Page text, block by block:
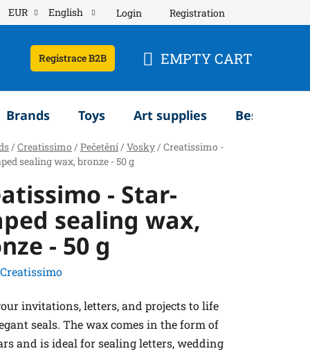
EUR English Login Registration
Registrace B2B
CART
EMPTY CART
Brands Toys Art supplies Bestsellery
/ Creatissimo / Pečetění / Vosky / Creatissimo -
sealing wax, bronze - 50 g
- Star-
sealing wax,
- 50 g
Creatissimo
invitations, letters, and projects to life
seals. The wax comes in the form of
and is ideal for sealing letters, wedding